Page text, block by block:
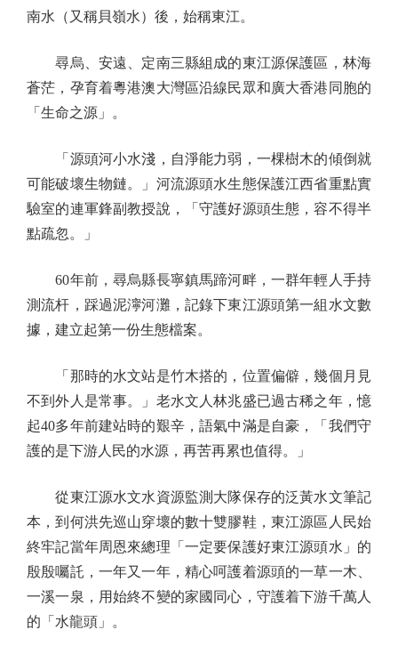
南水（又稱貝嶺水）後，始稱東江。
尋烏、安遠、定南三縣組成的東江源保護區，林海
蒼茫，孕育着粵港澳大灣區沿線民眾和廣大香港同胞的
「生命之源」。
「源頭河小水淺，自淨能力弱，一棵樹木的傾倒就
可能破壞生物鏈。」河流源頭水生態保護江西省重點實
驗室的連軍鋒副教授說，「守護好源頭生態，容不得半
點疏忽。」
60年前，尋烏縣長寧鎮馬蹄河畔，一群年輕人手持
測流杆，踩過泥濘河灘，記錄下東江源頭第一組水文數
據，建立起第一份生態檔案。
「那時的水文站是竹木搭的，位置偏僻，幾個月見
不到外人是常事。」老水文人林兆盛已過古稀之年，憶
起40多年前建站時的艱辛，語氣中滿是自豪，「我們守
護的是下游人民的水源，再苦再累也值得。」
從東江源水文水資源監測大隊保存的泛黃水文筆記
本，到何洪先巡山穿壞的數十雙膠鞋，東江源區人民始
終牢記當年周恩來總理「一定要保護好東江源頭水」的
殷殷囑託，一年又一年，精心呵護着源頭的一草一木、
一溪一泉，用始終不變的家國同心，守護着下游千萬人
的「水龍頭」。